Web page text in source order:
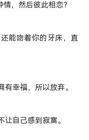
，然后彼此相恋？
能吻着你的牙床，直
幸福，所以放弃。
自己感到寂寞。